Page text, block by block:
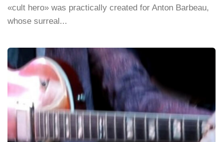
«cult hero» was practically created for Anton Barbeau,
whose surreal...